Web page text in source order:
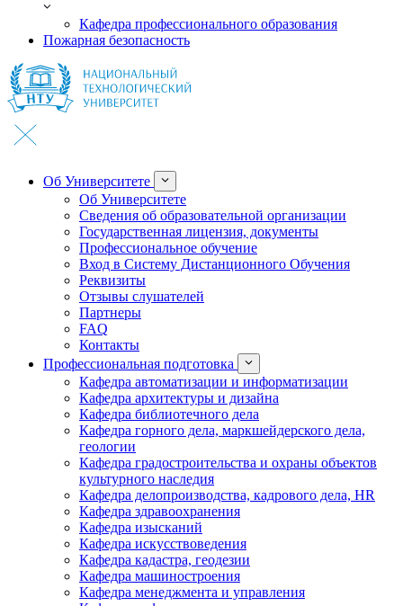
Кафедра профессионального образования
Пожарная безопасность
Об Университете
Об Университете
Сведения об образовательной организации
Государственная лицензия, документы
Профессиональное обучение
Вход в Систему Дистанционного Обучения
Реквизиты
Отзывы слушателей
Партнеры
FAQ
Контакты
Профессиональная подготовка
Кафедра автоматизации и информатизации
Кафедра архитектуры и дизайна
Кафедра библиотечного дела
Кафедра горного дела, маркшейдерского дела,
геологии
Кафедра градостроительства и охраны объектов
культурного наследия
Кафедра делопроизводства, кадрового дела, HR
Кафедра здравоохранения
Кафедра изысканий
Кафедра искусствоведения
Кафедра кадастра, геодезии
Кафедра машиностроения
Кафедра менеджмента и управления